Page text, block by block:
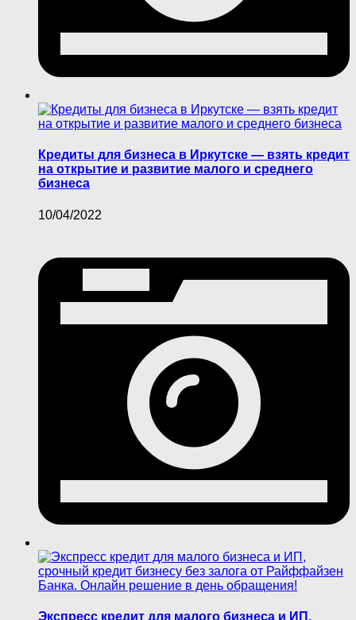
Кредиты для бизнеса в Иркутске — взять кредит
на открытие и развитие малого и среднего
бизнеса
10/04/2022
Экспресс кредит для малого бизнеса и ИП,